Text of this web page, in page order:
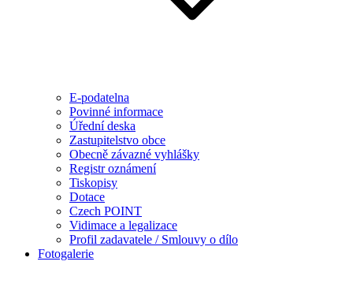
E-podatelna
Povinné informace
Úřední deska
Zastupitelstvo obce
Obecně závazné vyhlášky
Registr oznámení
Tiskopisy
Dotace
Czech POINT
Vidimace a legalizace
Profil zadavatele / Smlouvy o dílo
Fotogalerie